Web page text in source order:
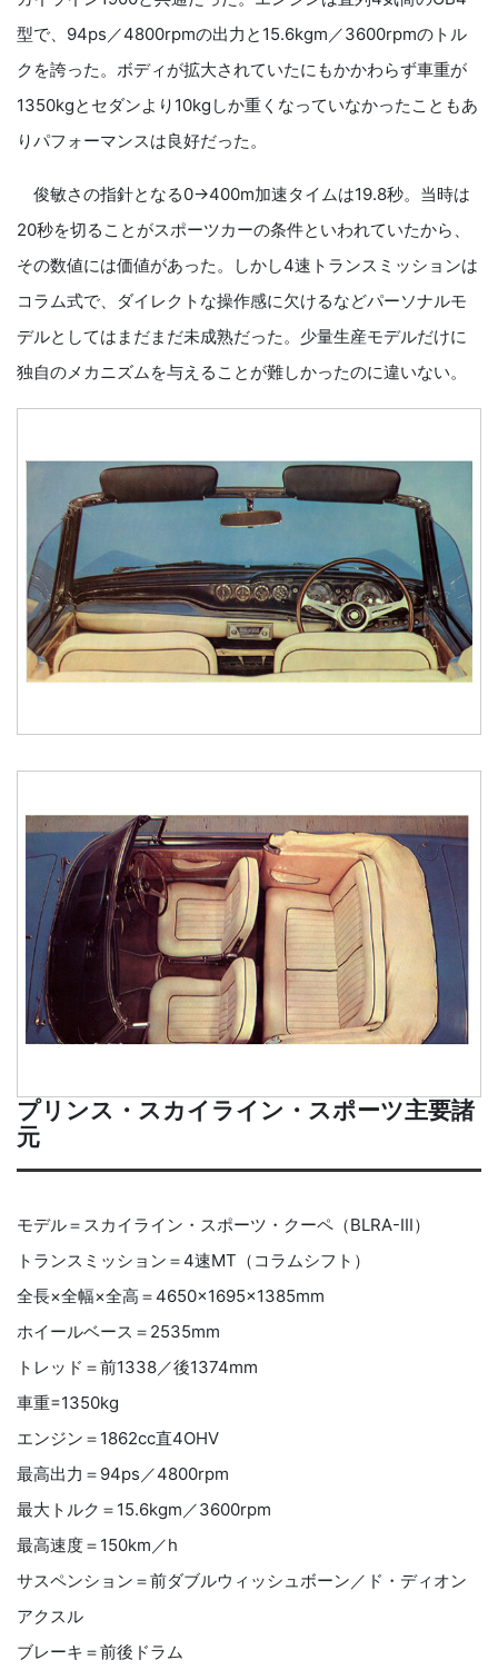
型で、94ps／4800rpmの出力と15.6kgm／3600rpmのトル
クを誇った。ボディが拡大されていたにもかかわらず車重が
1350kgとセダンより10kgしか重くなっていなかったこともあ
りパフォーマンスは良好だった。
俊敏さの指針となる0→400m加速タイムは19.8秒。当時は
20秒を切ることがスポーツカーの条件といわれていたから、
その数値には価値があった。しかし4速トランスミッションは
コラム式で、ダイレクトな操作感に欠けるなどパーソナルモ
デルとしてはまだまだ未成熟だった。少量生産モデルだけに
独自のメカニズムを与えることが難しかったのに違いない。
プリンス・スカイライン・スポーツ主要諸
元
モデル＝スカイライン・スポーツ・クーペ（BLRA-III）
トランスミッション＝4速MT（コラムシフト）
全長×全幅×全高＝4650×1695×1385mm
ホイールベース＝2535mm
トレッド＝前1338／後1374mm
車重=1350kg
エンジン＝1862cc直4OHV
最高出力＝94ps／4800rpm
最大トルク＝15.6kgm／3600rpm
最高速度＝150km／h
サスペンション＝前ダブルウィッシュボーン／ド・ディオン
アクスル
ブレーキ＝前後ドラム